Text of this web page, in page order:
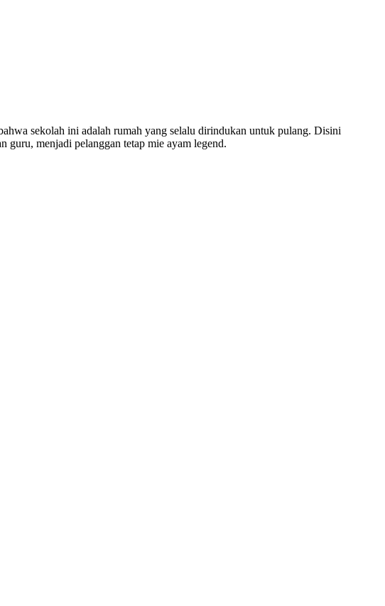
sekolah ini adalah rumah yang selalu dirindukan untuk pulang. Disini
guru, menjadi pelanggan tetap mie ayam legend.